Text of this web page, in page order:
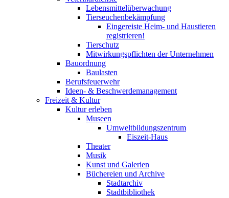
Lebensmittelüberwachung
Tierseuchenbekämpfung
Eingereiste Heim- und Haustieren
registrieren!
Tierschutz
Mitwirkungspflichten der Unternehmen
Bauordnung
Baulasten
Berufsfeuerwehr
Ideen- & Beschwerdemanagement
Freizeit & Kultur
Kultur erleben
Museen
Umweltbildungszentrum
Eiszeit-Haus
Theater
Musik
Kunst und Galerien
Büchereien und Archive
Stadtarchiv
Stadtbibliothek